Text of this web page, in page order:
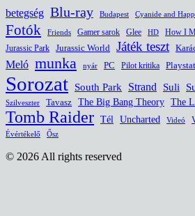
betegség Blu-ray Budapest Cyanide and
Fotók Friends Gamer sarok Glee HD How I
Jurassic Park
Jurassic World Játék teszt
Meló munka nyár PC Pilot kritika
Sorozat South Park Strand Suli
Szilveszter Tavasz The Big Bang Theory The
Tomb Raider Tél Uncharted Videó
Évértékelő Ősz
© 2026 All rights reserved